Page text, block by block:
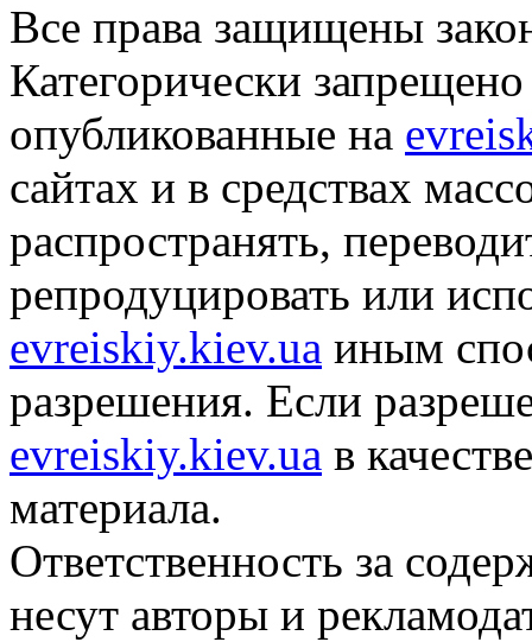
Все права защищены
Категорически
опубликованные на
сайтах и в средствах
распространять,
репродуцировать или
evreiskiy.kiev.ua иным
разрешения. Если
evreiskiy.kiev.ua в
материала.
Ответственность за
несут авторы и